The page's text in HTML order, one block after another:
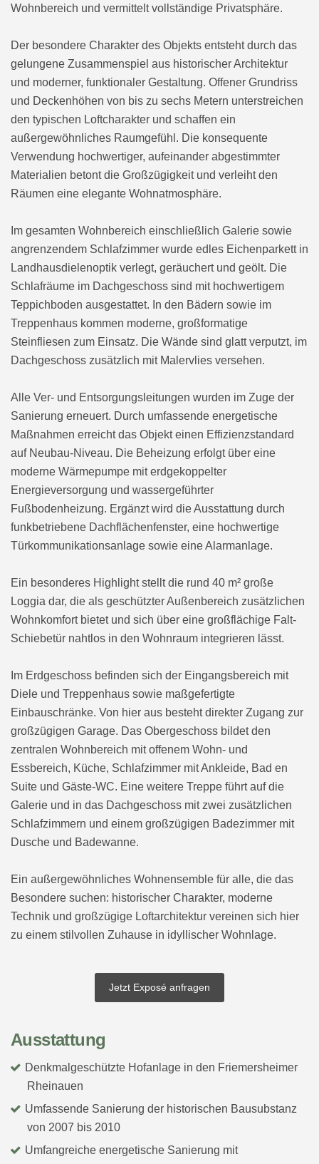
Wohnbereich und vermittelt vollständige Privatsphäre.
Der besondere Charakter des Objekts entsteht durch das
gelungene Zusammenspiel aus historischer Architektur
und moderner, funktionaler Gestaltung. Offener Grundriss
und Deckenhöhen von bis zu sechs Metern unterstreichen
den typischen Loftcharakter und schaffen ein
außergewöhnliches Raumgefühl. Die konsequente
Verwendung hochwertiger, aufeinander abgestimmter
Materialien betont die Großzügigkeit und verleiht den
Räumen eine elegante Wohnatmosphäre.
Im gesamten Wohnbereich einschließlich Galerie sowie
angrenzendem Schlafzimmer wurde edles Eichenparkett in
Landhausdielenoptik verlegt, geräuchert und geölt. Die
Schlafräume im Dachgeschoss sind mit hochwertigem
Teppichboden ausgestattet. In den Bädern sowie im
Treppenhaus kommen moderne, großformatige
Steinfliesen zum Einsatz. Die Wände sind glatt verputzt, im
Dachgeschoss zusätzlich mit Malervlies versehen.
Alle Ver- und Entsorgungsleitungen wurden im Zuge der
Sanierung erneuert. Durch umfassende energetische
Maßnahmen erreicht das Objekt einen Effizienzstandard
auf Neubau-Niveau. Die Beheizung erfolgt über eine
moderne Wärmepumpe mit erdgekoppelter
Energieversorgung und wassergeführter
Fußbodenheizung. Ergänzt wird die Ausstattung durch
funkbetriebene Dachflächenfenster, eine hochwertige
Türkommunikationsanlage sowie eine Alarmanlage.
Ein besonderes Highlight stellt die rund 40 m² große
Loggia dar, die als geschützter Außenbereich zusätzlichen
Wohnkomfort bietet und sich über eine großflächige Falt-
Schiebetür nahtlos in den Wohnraum integrieren lässt.
Im Erdgeschoss befinden sich der Eingangsbereich mit
Diele und Treppenhaus sowie maßgefertigte
Einbauschränke. Von hier aus besteht direkter Zugang zur
großzügigen Garage. Das Obergeschoss bildet den
zentralen Wohnbereich mit offenem Wohn- und
Essbereich, Küche, Schlafzimmer mit Ankleide, Bad en
Suite und Gäste-WC. Eine weitere Treppe führt auf die
Galerie und in das Dachgeschoss mit zwei zusätzlichen
Schlafzimmern und einem großzügigen Badezimmer mit
Dusche und Badewanne.
Ein außergewöhnliches Wohnensemble für alle, die das
Besondere suchen: historischer Charakter, moderne
Technik und großzügige Loftarchitektur vereinen sich hier
zu einem stilvollen Zuhause in idyllischer Wohnlage.
Jetzt Exposé anfragen
Ausstattung
Denkmalgeschützte Hofanlage in den Friemersheimer
Rheinauen
Umfassende Sanierung der historischen Bausubstanz
von 2007 bis 2010
Umfangreiche energetische Sanierung mit